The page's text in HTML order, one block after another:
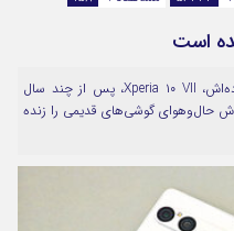
است
سونی با رونمایی از جدیدترین گوشی میان‌رده‌اش، Xperia ۱۰ VII، پس از چند سال
حال‌وهوای گوشی‌های قدیمی را زنده